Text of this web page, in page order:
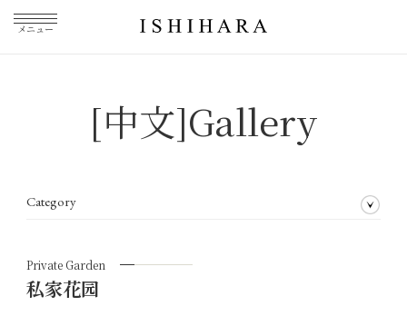
メニュー
[中文]Gallery
Category
Private Garden
私家花园